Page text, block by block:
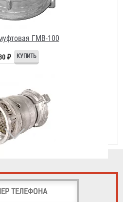
100 с клапаном алюминий
₽